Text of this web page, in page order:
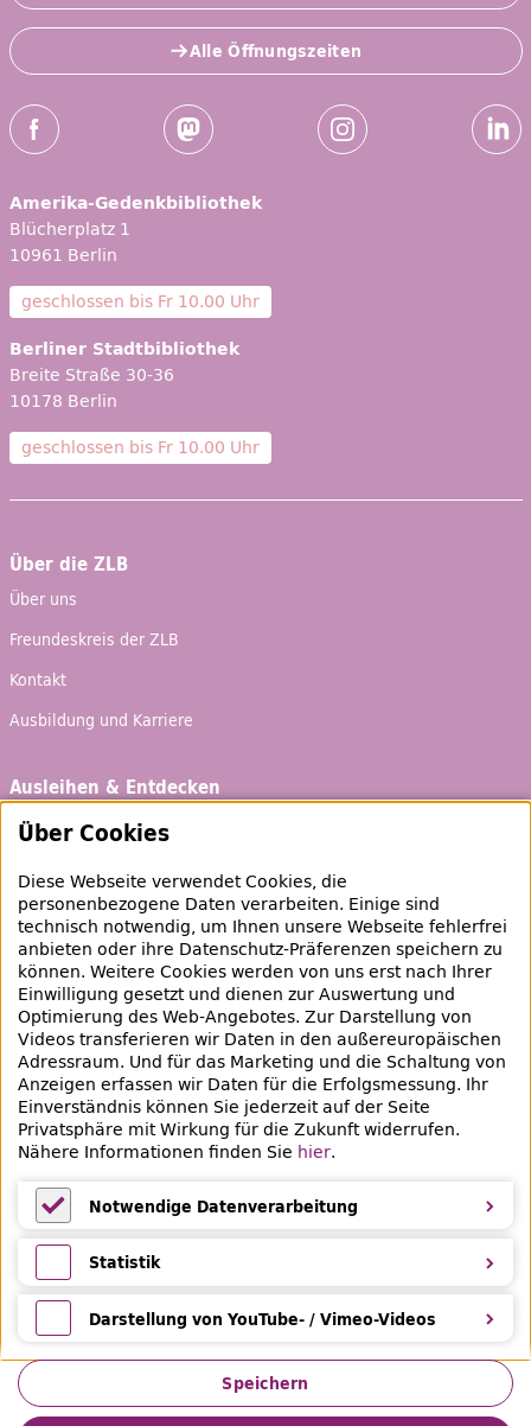
Alle Öffnungszeiten
Social-Media Kanäle der ZLB
Facebook Mastodon Instagram
Amerika-Gedenkbibliothek
Blücherplatz 1
10961 Berlin
geschlossen bis Fr 10.00 Uhr
Berliner Stadtbibliothek
Breite Straße 30-36
10178 Berlin
geschlossen bis Fr 10.00 Uhr
Über die ZLB
Über uns
Freundeskreis der ZLB
Kontakt
Ausbildung und Karriere
Ausleihen & Entdecken
Schaufenster
Bibliotheksausweis
Highlights
Veranstaltungen & Lernangebote
Veranstaltungsübersicht
Lern- und Beratungsangebote
Eltern & Kinder
Ferien
Medientipps und Angebote
Über Cookies
Diese Webseite verwendet Cookies, die
personenbezogene Daten verarbeiten. Einige sind
technisch notwendig, um Ihnen unsere Webseite fehlerfrei
anbieten oder ihre Datenschutz-Präferenzen speichern zu
können. Weitere Cookies werden von uns erst nach Ihrer
Einwilligung gesetzt und dienen zur Auswertung und
Optimierung desWeb-Angebotes. Zur Darstellung von
Videos transferieren wir Daten in den außereuropäischen
Adressraum. Und für das Marketing und die Schaltung von
Anzeigen erfassen wir Daten für die Erfolgsmessung. Ihr
Einverständnis können Sie jederzeit auf der Seite
Privatsphäre mit Wirkung für die Zukunft widerrufen.
Nähere Informationen finden Sie hier.
Notwendige Datenverarbeitung
Notwendige Datenverarbeitung
Statistik
StatistikDarstellung von YouTube- / Vimeo-Videos
Darstellung von YouTube- / Vimeo-Videos
Speichern